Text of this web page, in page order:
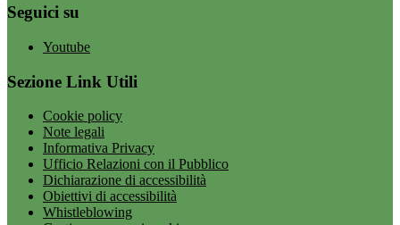
Seguici su
Youtube
Sezione Link Utili
Cookie policy
Note legali
Informativa Privacy
Ufficio Relazioni con il Pubblico
Dichiarazione di accessibilità
Obiettivi di accessibilità
Whistleblowing